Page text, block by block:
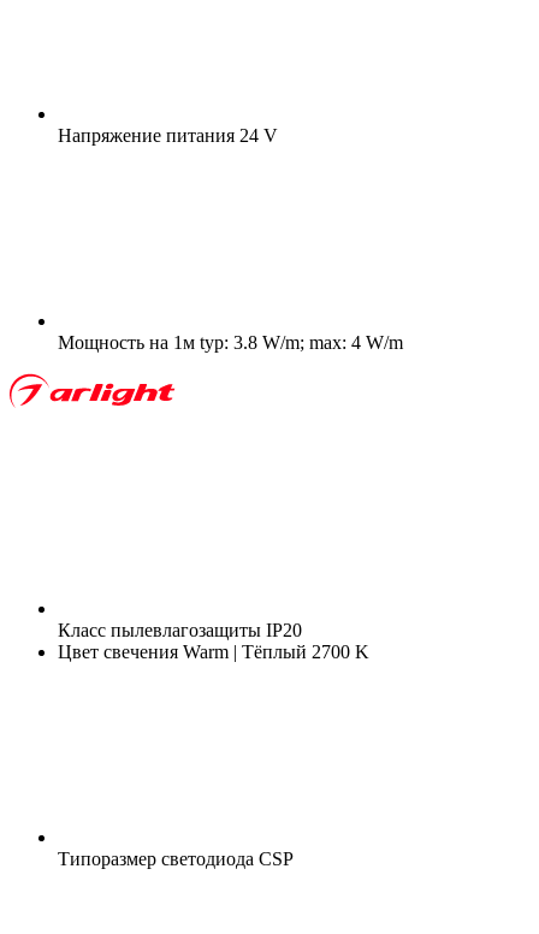
Напряжение питания 24 V
Мощность на 1м typ: 3.8 W/m; max: 4 W/m
Класс пылевлагозащиты IP20
Цвет свечения Warm | Тёплый 2700 K
Типоразмер светодиода CSP